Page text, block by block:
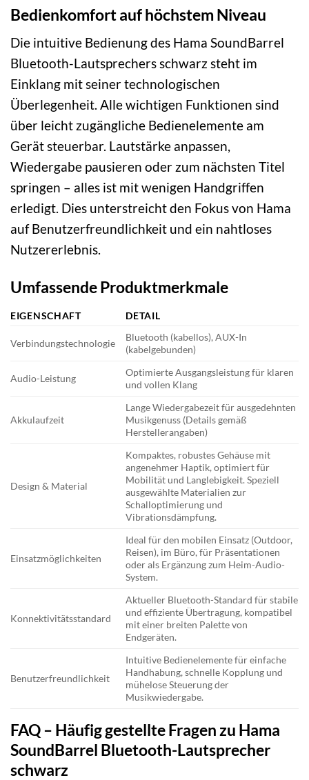
Bedienkomfort auf höchstem Niveau
Die intuitive Bedienung des Hama SoundBarrel
Bluetooth-Lautsprechers schwarz steht im
Einklang mit seiner technologischen
Überlegenheit. Alle wichtigen Funktionen sind
über leicht zugängliche Bedienelemente am
Gerät steuerbar. Lautstärke anpassen,
Wiedergabe pausieren oder zum nächsten Titel
springen – alles ist mit wenigen Handgriffen
erledigt. Dies unterstreicht den Fokus von Hama
auf Benutzerfreundlichkeit und ein nahtloses
Nutzererlebnis.
Umfassende Produktmerkmale
EIGENSCHAFT DETAIL
Verbindungstechnologie
Bluetooth (kabellos), AUX-In
(kabelgebunden)
Audio-Leistung
Optimierte Ausgangsleistung für klaren
und vollen Klang
Akkulaufzeit
Lange Wiedergabezeit für ausgedehnten
Musikgenuss (Details gemäß
Herstellerangaben)
Design & Material
Kompaktes, robustes Gehäuse mit
angenehmer Haptik, optimiert für
Mobilität und Langlebigkeit. Speziell
ausgewählte Materialien zur
Schalloptimierung und
Vibrationsdämpfung.
Einsatzmöglichkeiten
Ideal für den mobilen Einsatz (Outdoor,
Reisen), im Büro, für Präsentationen
oder als Ergänzung zum Heim-Audio-
System.
Konnektivitätsstandard
Aktueller Bluetooth-Standard für stabile
und effiziente Übertragung, kompatibel
mit einer breiten Palette von
Endgeräten.
Benutzerfreundlichkeit
Intuitive Bedienelemente für einfache
Handhabung, schnelle Kopplung und
mühelose Steuerung der
Musikwiedergabe.
FAQ – Häufig gestellte Fragen zu Hama
SoundBarrel Bluetooth-Lautsprecher
schwarz